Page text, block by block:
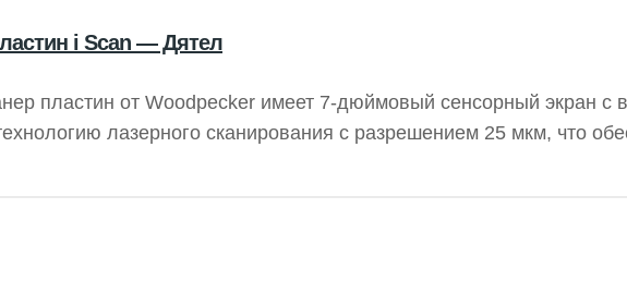
i Scan — Дятел
пластин от Woodpecker имеет 7-дюймовый сенсорный экран с
лазерного сканирования с разрешением 25 мкм, что
для точной диагностики. Ультратонкие пластины толщиной 0,4